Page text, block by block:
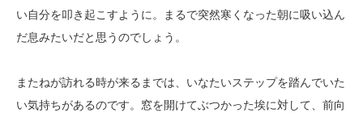
い自分を叩き起こすように。まるで突然寒くなった朝に吸い込ん
だ息みたいだと思うのでしょう。
またねが訪れる時が来るまでは、いなたいステップを踏んでいた
い気持ちがあるのです。窓を開けてぶつかった埃に対して、前向